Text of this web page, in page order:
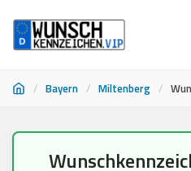
/ Bayern / Miltenberg /